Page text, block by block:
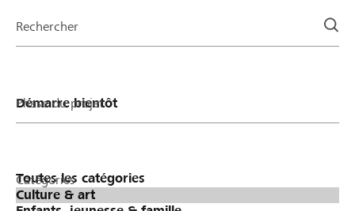
la
Rechercher
Phase du projet
Catégories